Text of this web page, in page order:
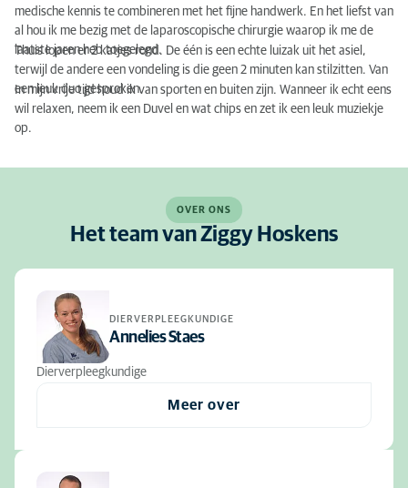
medische kennis te combineren met het fijne handwerk. En het liefst van
al hou ik me bezig met de laparoscopische chirurgie waarop ik me de
laatste jaren heb toegelegd.
Thuis lopen er 2 katjes rond. De één is een echte luizak uit het asiel,
terwijl de andere een vondeling is die geen 2 minuten kan stilzitten. Van
een leuk duo gesproken.
In mijn vrije tijd houd ik van sporten en buiten zijn. Wanneer ik echt eens
wil relaxen, neem ik een Duvel en wat chips en zet ik een leuk muziekje
op.
OVER ONS
Het team van Ziggy Hoskens
DIERVERPLEEGKUNDIGE
Annelies Staes
Dierverpleegkundige
Meer over